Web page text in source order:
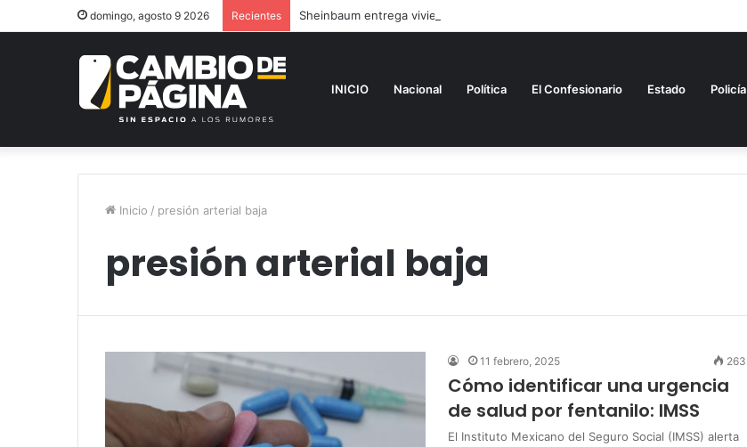
domingo, agosto 9 2026 Recientes Sheinbaum entrega viviendas y libera créditos hipotecarios en Puebla
INICIO Nacional Política El Confesionario Estado Policía
Inicio / presión arterial baja
presión arterial baja
11 febrero, 2025 263
Cómo identificar una urgencia
de salud por fentanilo: IMSS
El Instituto Mexicano del Seguro Social (IMSS) alerta